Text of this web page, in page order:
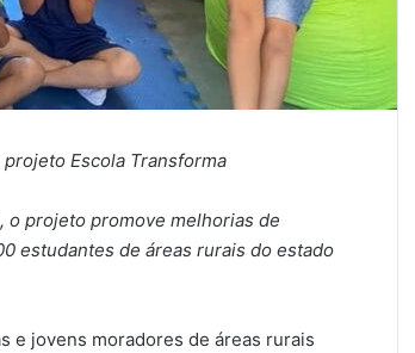
Escola Transforma
o projeto promove melhorias de
estudantes de áreas rurais do estado
e jovens moradores de áreas rurais